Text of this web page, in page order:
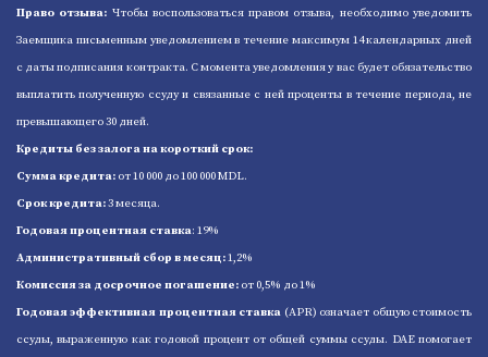
Право отзыва: Чтобы воспользоваться правом отзыва, необходимо уведомить
Заемщика письменным уведомлением в течение максимум 14 календарных дней
с даты подписания контракта. С момента уведомления у вас будет обязательство
выплатить полученную ссуду и связанные с ней проценты в течение периода, не
превышающего 30 дней.
Кредиты без залога на короткий срок:
Сумма кредита: от 10 000 до 100 000 MDL.
Срок кредита:3 месяца.
Годовая процентная ставка: 19%
Административный сбор в месяц:1,2%
Комиссия за досрочное погашение: от 0,5% до 1%
Годовая эффективная процентная ставка (APR) означает общую стоимость
ссуды, выраженную как годовой процент от общей суммы ссуды. DAE помогает